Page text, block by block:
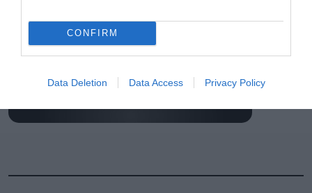
CONFIRM
Data Deletion Data Access Privacy Policy